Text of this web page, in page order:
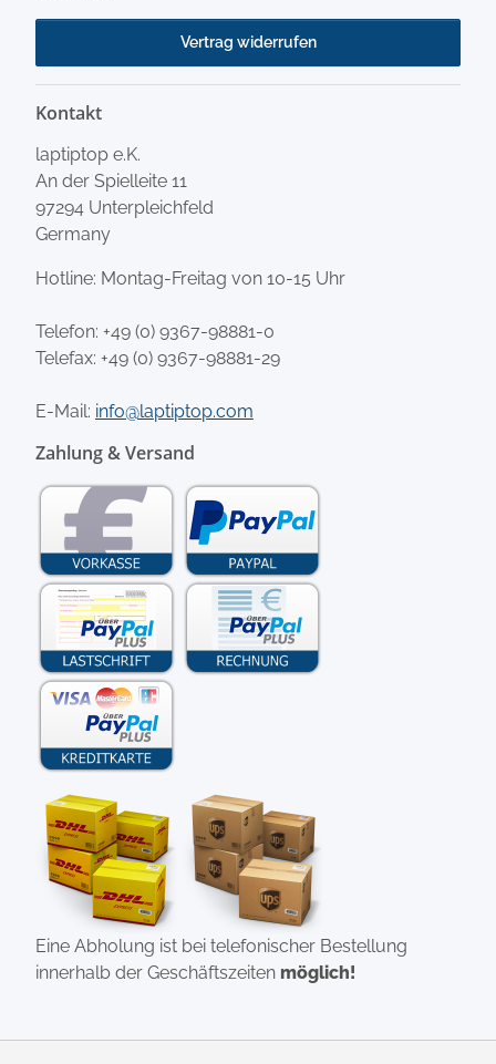
Vertrag widerrufen
Kontakt
laptiptop e.K.
An der Spielleite 11
97294 Unterpleichfeld
Germany
Hotline: Montag-Freitag von 10-15 Uhr
Telefon: +49 (0) 9367-98881-0
Telefax: +49 (0) 9367-98881-29
E-Mail: info@laptiptop.com
Zahlung & Versand
Eine Abholung ist bei telefonischer Bestellung
innerhalb der Geschäftszeiten möglich!